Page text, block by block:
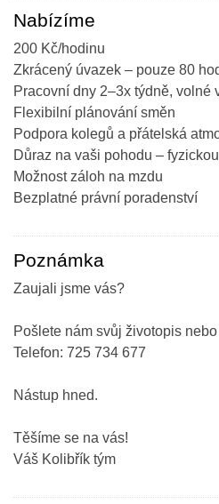
Nabízíme
200 Kč/hodinu
Zkrácený úvazek – pouze 80
Pracovní dny 2–3x týdně, volné
Flexibilní plánování směn
Podpora kolegů a přátelská
Důraz na vaši pohodu –
Možnost záloh na mzdu
Bezplatné právní poradenství
Poznámka
Zaujali jsme vás?
Pošlete nám svůj životopis
Telefon: 725 734 677
Nástup hned.
Těšíme se na vás!
Váš Kolibřík tým